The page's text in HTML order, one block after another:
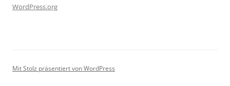
WordPress.org
Mit Stolz präsentiert von WordPress